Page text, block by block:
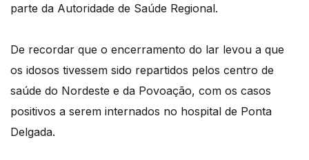
parte da Autoridade de Saúde Regional.
De recordar que o encerramento do lar levou a que
os idosos tivessem sido repartidos pelos centro de
saúde do Nordeste e da Povoação, com os casos
positivos a serem internados no hospital de Ponta
Delgada.